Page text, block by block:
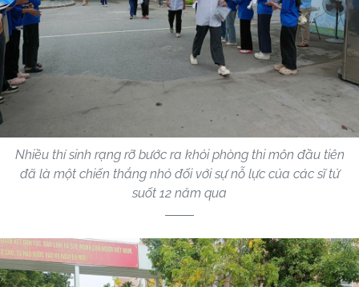
Nhiều thí sinh rạng rỡ bước ra khỏi phòng thi môn đầu tiên
đã là một chiến thắng nhỏ đối với sự nỗ lực của các sĩ tử
suốt 12 năm qua